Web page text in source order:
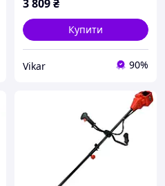
3 809₴
Купити
Vikar 90%